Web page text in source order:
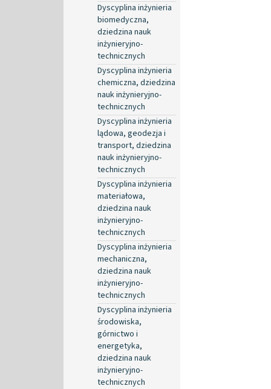
Dyscyplina inżynieria
biomedyczna,
dziedzina nauk
inżynieryjno-
technicznych
Dyscyplina inżynieria
chemiczna, dziedzina
nauk inżynieryjno-
technicznych
Dyscyplina inżynieria
lądowa, geodezja i
transport, dziedzina
nauk inżynieryjno-
technicznych
Dyscyplina inżynieria
materiałowa,
dziedzina nauk
inżynieryjno-
technicznych
Dyscyplina inżynieria
mechaniczna,
dziedzina nauk
inżynieryjno-
technicznych
Dyscyplina inżynieria
środowiska,
górnictwo i
energetyka,
dziedzina nauk
inżynieryjno-
technicznych